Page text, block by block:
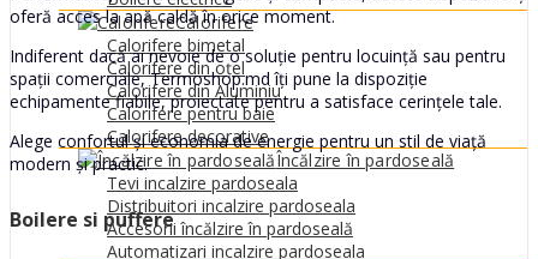
Calorifere
Calorifere bimetal
Calorifere din oțel
Calorifere din Aluminiu
Calorifere pentru baie
Calorifere decorative
Încălzire în pardoseală
Tevi incalzire pardoseala
Distribuitori incalzire pardoseala
Accesorii încălzire în pardoseală
Automatizari incalzire pardoseala
oferă acces la apă caldă în orice moment.
Indiferent dacă ai nevoie de o soluție pentru locuință sau pentru
spații comerciale, Termoshop.md îți pune la dispoziție
echipamente fiabile, proiectate pentru a satisface cerințele tale.
Alege confortul și economia de energie pentru un stil de viață
modern și practic.
Boilere si puffere